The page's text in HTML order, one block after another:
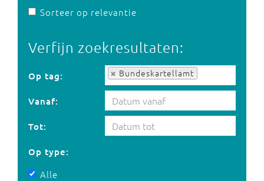
Sorteer op relevantie
Verfijn zoekresultaten:
Op tag: Bundeskartellamt
Op tag:
Vanaf:
Tot:
Op type:
Alle